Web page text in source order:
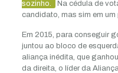
sozinho.
Na cédula de
candidato, mas sim em um
Em 2015, para conseguir
juntou ao bloco de
aliança inédita, que
da direita, o líder da